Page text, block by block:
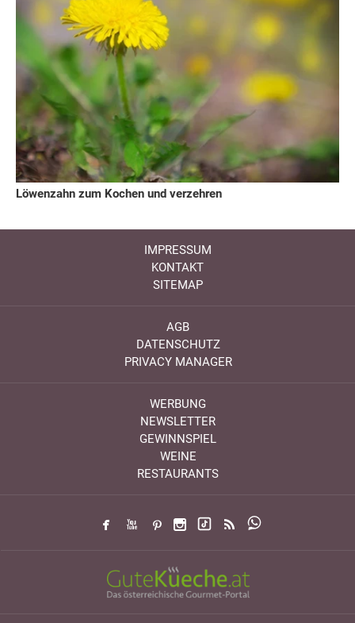
Löwenzahn zum Kochen und verzehren
IMPRESSUM
KONTAKT
SITEMAP
AGB
DATENSCHUTZ
PRIVACY MANAGER
WERBUNG
NEWSLETTER
GEWINNSPIEL
WEINE
RESTAURANTS